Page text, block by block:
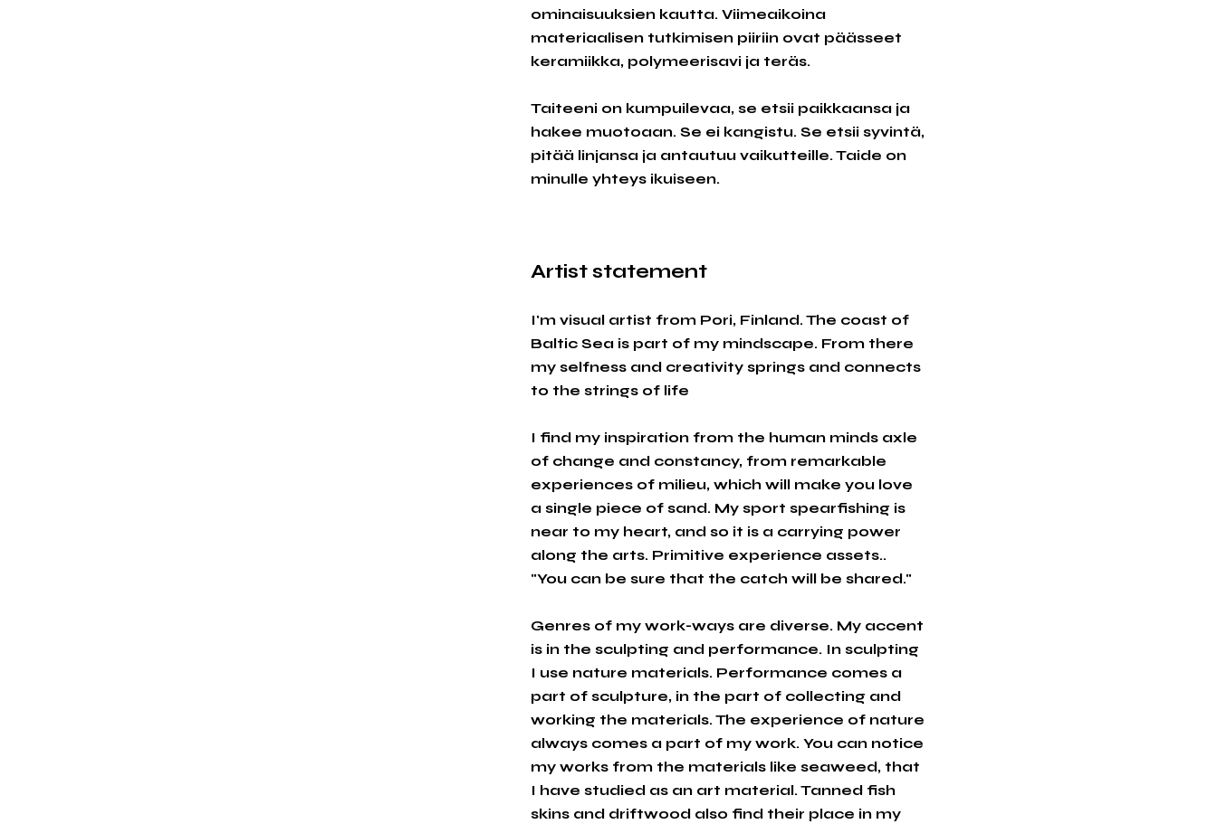
ominaisuuksien kautta. Viimeaikoina
materiaalisen tutkimisen piiriin ovat päässeet
keramiikka, polymeerisavi ja teräs.
Taiteeni on kumpuilevaa, se etsii paikkaansa ja
hakee muotoaan. Se ei kangistu. Se etsii syvintä,
pitää linjansa ja antautuu vaikutteille. Taide on
minulle yhteys ikuiseen.
Artist statement
I'm visual artist from Pori, Finland. The coast of
Baltic Sea is part of my mindscape. From there
my selfness and creativity springs and connects
to the strings of life
I find my inspiration from the human minds axle
of change and constancy, from remarkable
experiences of milieu, which will make you love
a single piece of sand. My sport spearfishing is
near to my heart, and so it is a carrying power
along the arts. Primitive experience assets..
"You can be sure that the catch will be shared."
Genres of my work-ways are diverse. My accent
is in the sculpting and performance. In sculpting
I use nature materials. Performance comes a
part of sculpture, in the part of collecting and
working the materials. The experience of nature
always comes a part of my work. You can notice
my works from the materials like seaweed, that
I have studied as an art material. Tanned fish
skins and driftwood also find their place in my